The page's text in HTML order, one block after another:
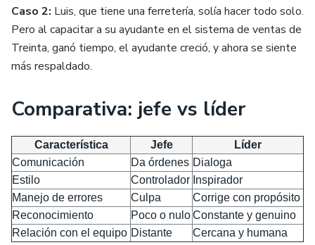
Caso 2: Luis, que tiene una ferretería, solía hacer todo solo.
Pero al capacitar a su ayudante en el sistema de ventas de
Treinta, ganó tiempo, el ayudante creció, y ahora se siente
más respaldado.
Comparativa: jefe vs líder
Característica Jefe
Líder
Comunicación
Da órdenes Dialoga
Estilo
Controlador Inspirador
Manejo de errores
Culpa
Corrige con propósito
Reconocimiento
Poco o nuloConstante y genuino
Relación con el equipo Distante Cercana y humana